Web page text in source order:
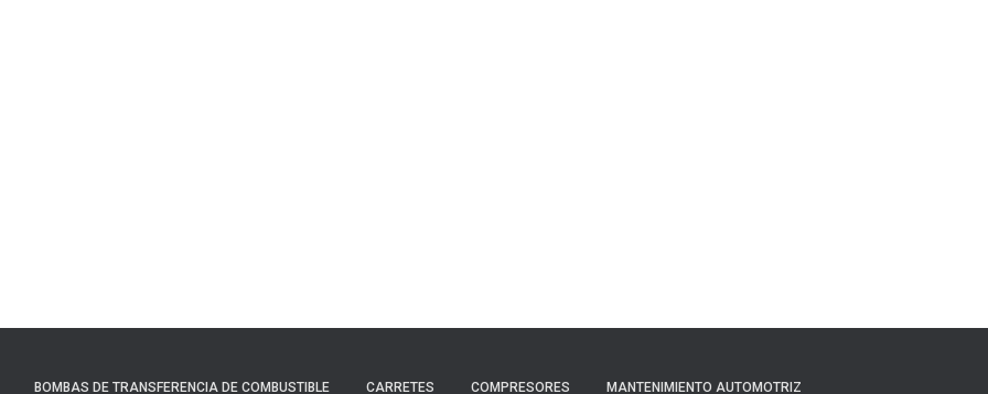
BOMBAS DE TRANSFERENCIA DE COMBUSTIBLE CARRETES COMPRESORES MANTENIMIENTO AUTOMOTRIZ